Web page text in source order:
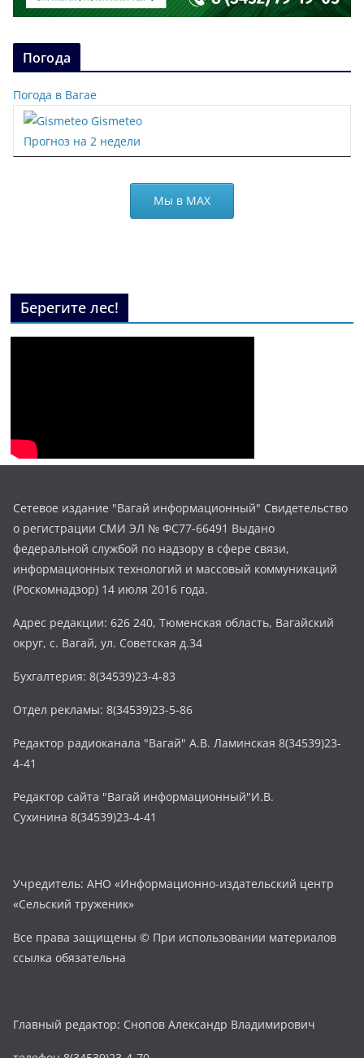
Погода
Погода в Вагае
Gismeteo
Прогноз на 2 недели
Мы в МАХ
Берегите лес!
Сетевое издание "Вагай информационный" Свидетельство
о регистрации СМИ ЭЛ № ФС77-66491 Выдано
федеральной службой по надзору в сфере связи,
информационных технологий и массовый коммуникаций
(Роскомнадзор) 14 июля 2016 года.
Адрес редакции: 626 240, Тюменская область, Вагайский
округ, с. Вагай, ул. Советская д.34
Бухгалтерия: 8(34539)23-4-83
Отдел рекламы: 8(34539)23-5-86
Редактор радиоканала "Вагай" А.В. Ламинская 8(34539)23-
4-41
Редактор сайта "Вагай информационный"И.В.
Сухинина 8(34539)23-4-41
Учредитель: АНО «Информационно-издательский центр
«Сельский труженик»
Все права защищены © При использовании материалов
ссылка обязательна
Главный редактор: Снопов Александр Владимирович